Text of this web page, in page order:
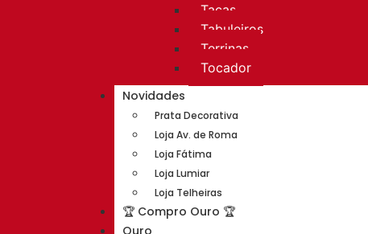
Taças
Tabuleiros
Terrinas
Tocador
Novidades
Prata Decorativa
Loja Av. de Roma
Loja Fátima
Loja Lumiar
Loja Telheiras
🏆 Compro Ouro 🏆
Ouro